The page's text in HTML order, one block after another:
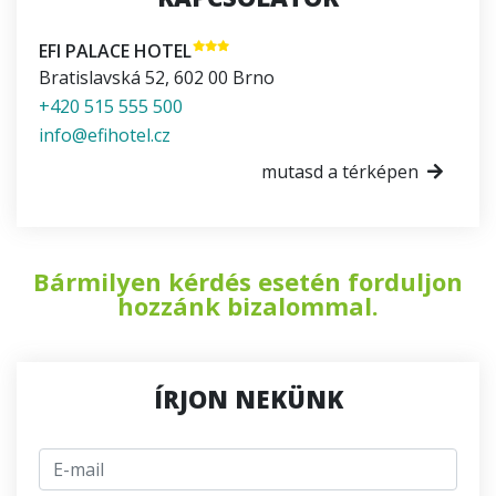
EFI PALACE HOTEL
Bratislavská 52, 602 00 Brno
+420 515 555 500
info@efihotel.cz
mutasd a térképen
Bármilyen kérdés esetén forduljon
hozzánk bizalommal.
ÍRJON NEKÜNK
E-mail